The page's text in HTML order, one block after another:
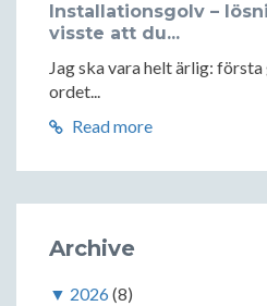
Installationsgolv –
visste att du...
Jag ska vara helt ärlig:
ordet...
Read more
Archive
▼ 2026(8)